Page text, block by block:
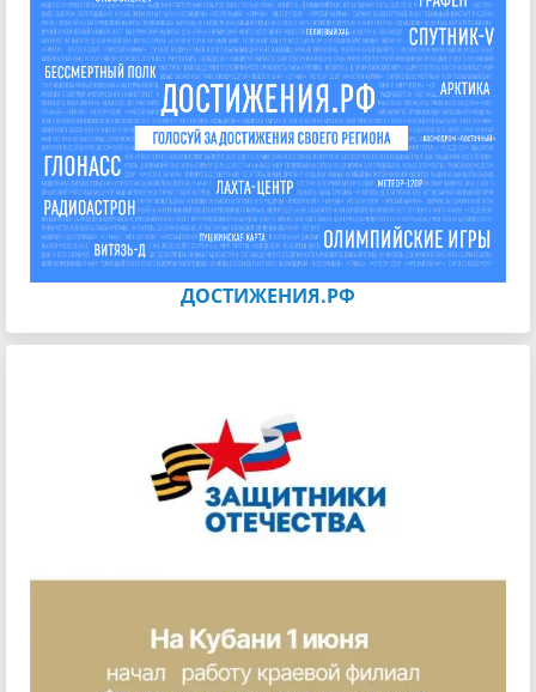
ДОСТИЖЕНИЯ.РФ